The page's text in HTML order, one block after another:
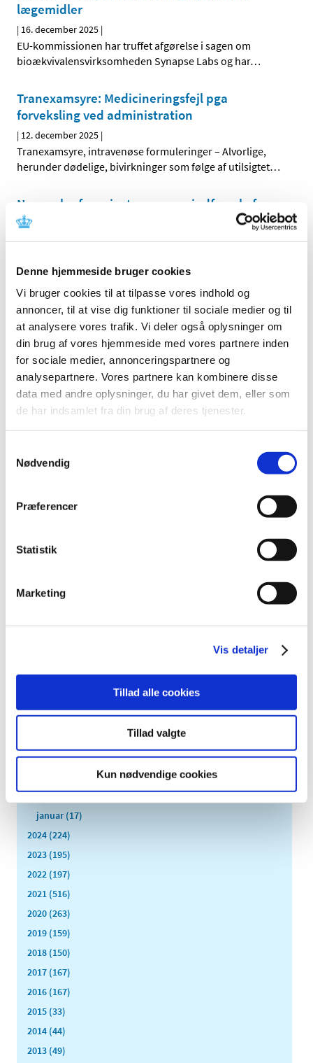
Denne hjemmeside bruger cookies
Vi bruger cookies til at tilpasse vores indhold og
annoncer, til at vise dig funktioner til sociale medier og til
at analysere vores trafik. Vi deler også oplysninger om
din brug af vores hjemmeside med vores partnere inden
for sociale medier, annonceringspartnere og
analysepartnere. Vores partnere kan kombinere disse
data med andre oplysninger, du har givet dem, eller som
de har indsamlet fra din brug af deres tjenester.
Nødvendig
Præferencer
Statistik
Marketing
Vis detaljer
Tillad alle cookies
Tillad valgte
Kun nødvendige cookies
lægemidler
| 16. december 2025 |
EU-kommissionen har truffet afgørelse i sagen om
bioækvivalensvirksomheden Synapse Labs og har…
Tranexamsyre: Medicineringsfejl pga
forveksling ved administration
| 12. december 2025 |
Tranexamsyre, intravenøse formuleringer – Alvorlige,
herunder dødelige, bivirkninger som følge af utilsigtet…
Nye regler for privatpersoners indførsel af
medicin til Danmark fra 1. januar 2026
|10. december 2025|
indføre medicin til Danmark fra alle lande. Det er et
Ryjunea øjendråber får generelt tilskud og
erstatter magistrelle atropin øjendråber
|8. december 2025|
Ryjunea øjendråber med indhold af atropin i styrken 0,1
mg/ml har siden den 24. november 2025 været…
Fristen i 2025 for lægemiddelansøgninger og
ansøgninger om kliniske lægemiddelforsøg
Lægemiddelstyrelsen har lukket mellem jul og nytår, fra
TID
2025 (158)
april (5)
januar (17)
2024 (224)
2023 (195)
2022 (197)
2021 (516)
2020 (263)
2019 (159)
2018 (150)
2017 (167)
2016 (167)
2015 (33)
2014 (44)
2013 (49)